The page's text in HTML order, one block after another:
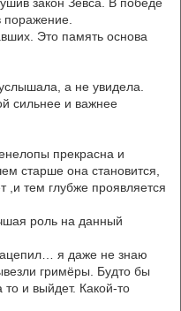
поражение.
Это память основа
а не увидела.
сильнее и важнее
прекрасна и
старше она становится,
,и тем глубже проявляется
роль на данный
я даже не знаю
гримёры. Будто бы
и выйдет. Какой-то